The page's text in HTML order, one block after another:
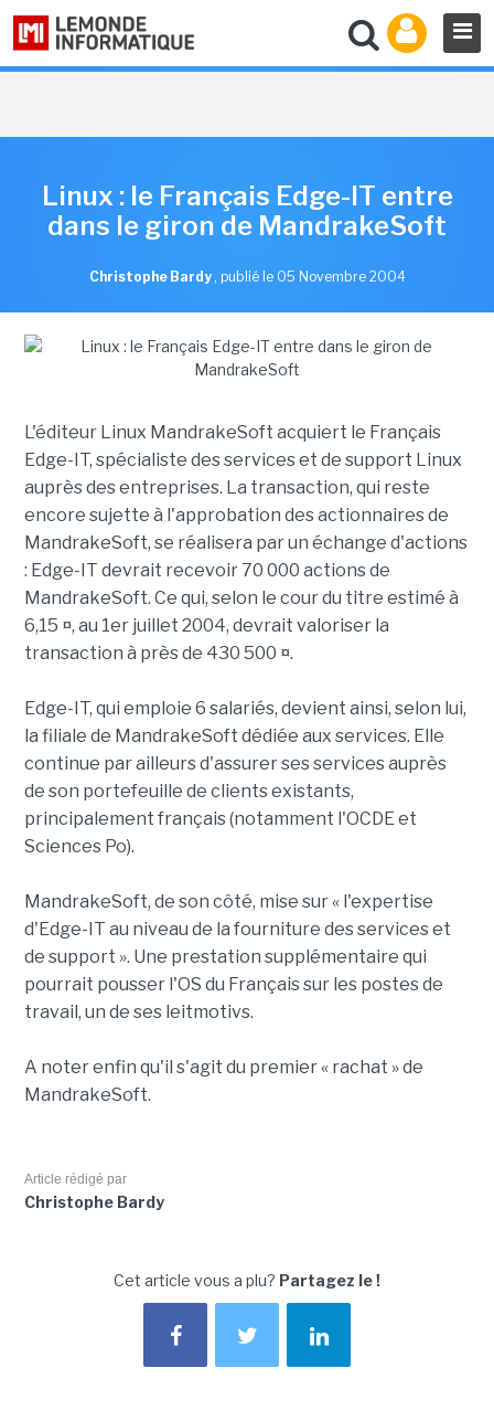
Linux : le Français Edge-IT entre
dans le giron de MandrakeSoft
Christophe Bardy , publié le 05 Novembre 2004
L'éditeur Linux MandrakeSoft acquiert le Français
Edge-IT, spécialiste des services et de support Linux
auprès des entreprises. La transaction, qui reste
encore sujette à l'approbation des actionnaires de
MandrakeSoft, se réalisera par un échange d'actions
: Edge-IT devrait recevoir 70 000 actions de
MandrakeSoft. Ce qui, selon le cour du titre estimé à
6,15 ¤, au 1er juillet 2004, devrait valoriser la
transaction à près de 430 500 ¤.
Edge-IT, qui emploie 6 salariés, devient ainsi, selon lui,
la filiale de MandrakeSoft dédiée aux services. Elle
continue par ailleurs d'assurer ses services auprès
de son portefeuille de clients existants,
principalement français (notamment l'OCDE et
Sciences Po).
MandrakeSoft, de son côté, mise sur « l'expertise
d'Edge-IT au niveau de la fourniture des services et
de support ». Une prestation supplémentaire qui
pourrait pousser l'OS du Français sur les postes de
travail, un de ses leitmotivs.
A noter enfin qu'il s'agit du premier « rachat » de
MandrakeSoft.
Article rédigé par
Christophe Bardy
Cet article vous a plu? Partagez le !